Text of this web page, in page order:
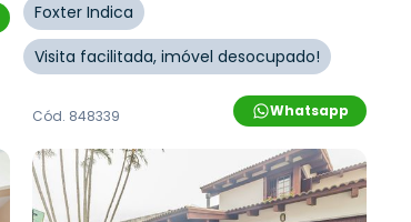
Foxter Indica
Visita facilitada, imóvel desocupado!
Whatsapp
Cód. 848339
R$ 1.170.000,00
R$1.053.000,00